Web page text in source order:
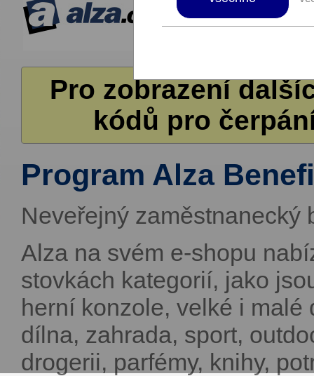
Pro zobrazení
kódů pro
Program Alza
Neveřejný zaměstnanecký
Alza na svém e-shopu
stovkách kategorií, jako
herní konzole, velké i
dílna, zahrada, sport,
drogerii, parfémy, knihy,